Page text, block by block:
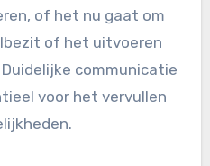
of het nu gaat om
of het uitvoeren
communicatie
voor het vervullen